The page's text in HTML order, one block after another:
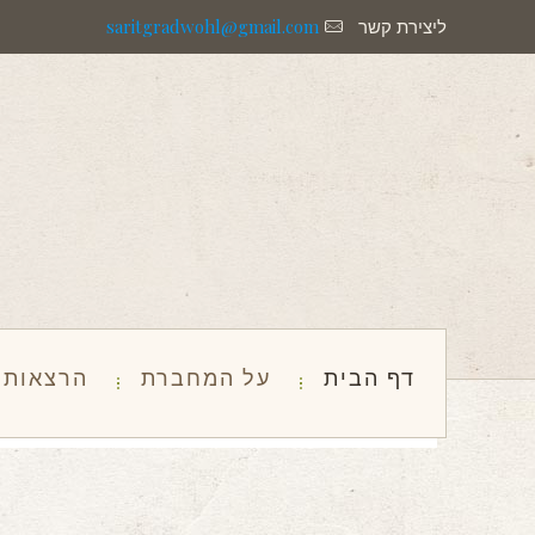
ליצירת קשר saritgradwohl@gmail.com
דף הבית על המחברת הרצאות